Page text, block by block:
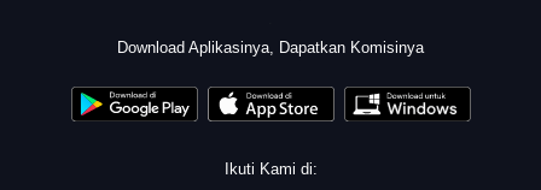
Download Aplikasinya, Dapatkan Komisinya
Ikuti Kami di: